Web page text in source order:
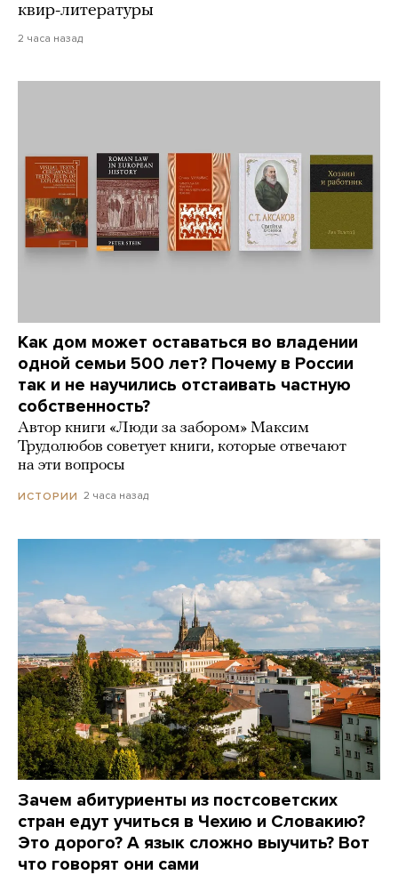
квир-литературы
2 часа назад
Как дом может оставаться во владении
одной семьи 500 лет? Почему в России
так и не научились отстаивать частную
собственность?
Автор книги «Люди за забором» Максим
Трудолюбов советует книги, которые отвечают
на эти вопросы
ИСТОРИИ 2 часа назад
Зачем абитуриенты из постсоветских
стран едут учиться в Чехию и Словакию?
Это дорого? А язык сложно выучить? Вот
что говорят они сами